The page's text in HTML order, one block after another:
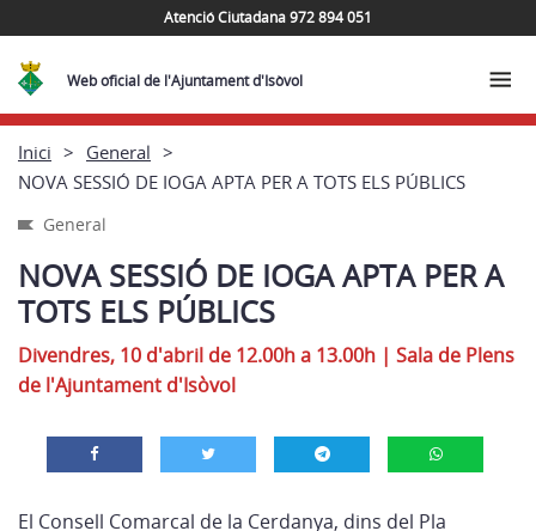
Atenció Ciutadana 972 894 051
Web oficial de l'Ajuntament d'Isòvol
Inici
General
NOVA SESSIÓ DE IOGA APTA PER A TOTS ELS PÚBLICS
General
NOVA SESSIÓ DE IOGA APTA PER A
TOTS ELS PÚBLICS
Divendres, 10 d'abril de 12.00h a 13.00h | Sala de Plens
de l'Ajuntament d'Isòvol
El Consell Comarcal de la Cerdanya, dins del Pla